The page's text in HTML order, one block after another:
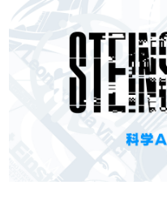
なんでゲーム
ゲーム開発者・
具体的な形から
ゲームが変
「経験値」「裏
の起源や用法の
イニーP氏が徹底
カテゴリ